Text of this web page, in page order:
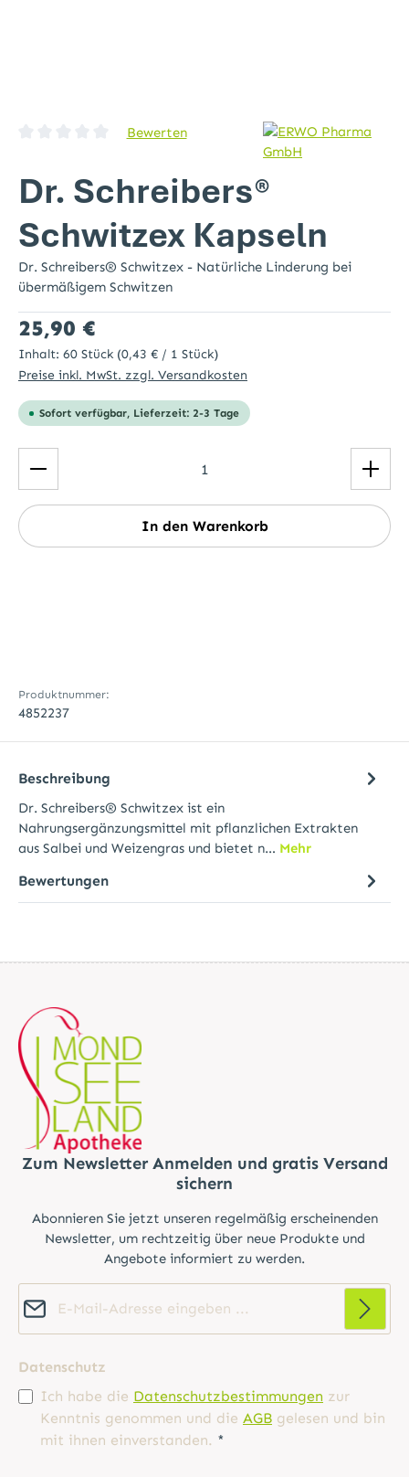
Durchschnittliche Bewertung von 0 von 5 Sternen
Bewerten
Dr. Schreibers®
Schwitzex Kapseln
Dr. Schreibers® Schwitzex - Natürliche Linderung bei
übermäßigem Schwitzen
Regulärer Preis:
25,90 €
Inhalt: 60 Stück (0,43 € / 1 Stück)
Preise inkl. MwSt. zzgl. Versandkosten
Sofort verfügbar, Lieferzeit: 2-3 Tage
Produkt Anzahl: Gib den gewünschten Wert ein
In den Warenkorb
Produktnummer:
4852237
Beschreibung
Dr. Schreibers® Schwitzex ist ein
Nahrungsergänzungsmittel mit pflanzlichen Extrakten
aus Salbei und Weizengras und bietet n… Mehr
Bewertungen
Zum Newsletter Anmelden und gratis Versand
sichern
Abonnieren Sie jetzt unseren regelmäßig erscheinenden
Newsletter, um rechtzeitig über neue Produkte und
Angebote informiert zu werden.
Datenschutz
Ich habe die Datenschutzbestimmungen zur
Kenntnis genommen und die AGB gelesen und bin
mit ihnen einverstanden. *